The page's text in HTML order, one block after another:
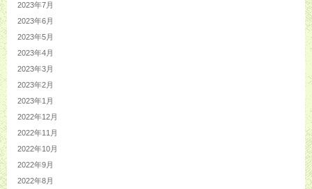
2023年7月
2023年6月
2023年5月
2023年4月
2023年3月
2023年2月
2023年1月
2022年12月
2022年11月
2022年10月
2022年9月
2022年8月